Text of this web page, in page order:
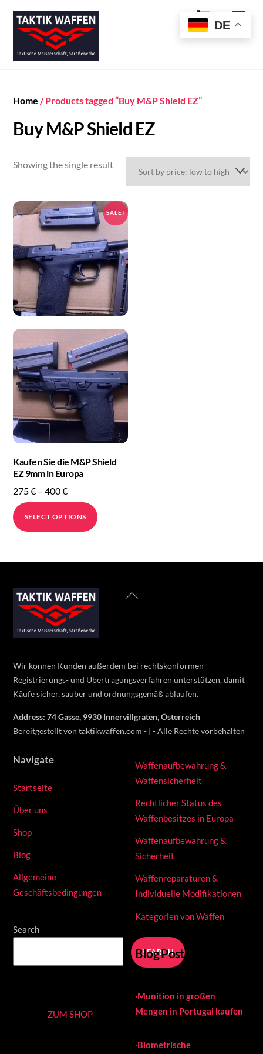
content
Cart
Home / Products tagged “Buy M&P Shield EZ”
Buy M&P Shield EZ
Showing the single result
SALE!
Kaufen Sie die M&P Shield
EZ 9mm in Europa
275€ – 400€Price
range:
275 €
SELECT OPTIONS
product
The
options
on
the
product
Back
Wir können Kunden außerdem bei rechtskonformen
Registrierungs- und Übertragungsverfahren unterstützen, damit
Käufe sicher, sauber und ordnungsgemäß ablaufen.
Address: 74 Gasse, 9930 Innervillgraten, Österreich
Bereitgestellt von taktikwaffen.com - | - Alle Rechte vorbehalten
Navigate
Startseite
Über uns
Shop
Blog
Allgemeine
Geschäftsbedingungen
Search
SEARCH
Waffenaufbewahrung &
Waffensicherheit
Rechtlicher Status des
Waffenbesitzes in Europa
Waffenaufbewahrung &
Sicherheit
Waffenreparaturen &
Individuelle Modifikationen
Kategorien von Waffen
Blog Posts
ZUM SHOP
·Munition in großen
Mengen in Portugal kaufen
·Biometrische
DE